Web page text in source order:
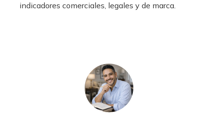
indicadores comerciales, legales y de marca.